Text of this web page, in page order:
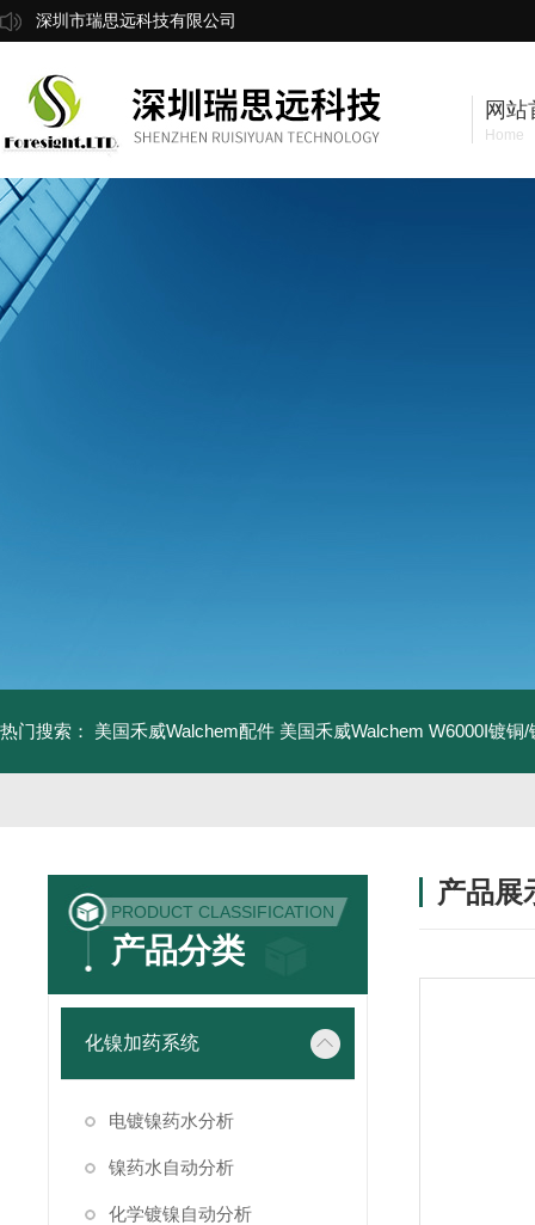
深圳市瑞思远科技有限公司
网站
Home
热门搜索： 美国禾威Walchem配件 美国禾威Walchem W6000I镀铜
PRODUCT CLASSIFICATION
产品分类
化镍加药系统
电镀镍药水分析
镍药水自动分析
化学镀镍自动分析
产品展